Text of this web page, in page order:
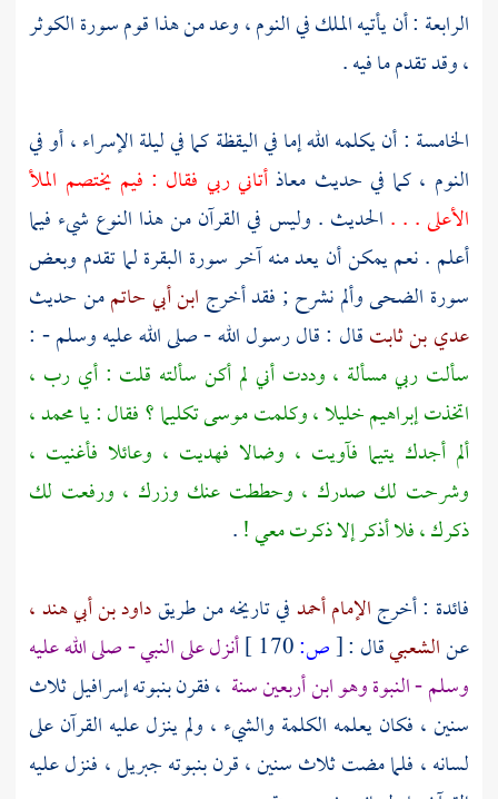
الرابعة : أن يأتيه الملك في النوم ، وعد من هذا قوم سورة الكوثر
، وقد تقدم ما فيه .
الخامسة : أن يكلمه الله إما في اليقظة كما في ليلة الإسراء ، أو في
النوم ، كما في حديث معاذأتاني ربي فقال : فيم يختصم الملأ
الأعلى . . . الحديث . وليس في القرآن من هذا النوع شيء فيما
أعلم . نعم يمكن أن يعد منه آخر سورة البقرة لما تقدم وبعض
سورة الضحى وألم نشرح ; فقد أخرج ابن أبي حاتممن حديث
عدي بن ثابتقال : قال رسول الله - صلى الله عليه وسلم - :
سألت ربي مسألة ، وددت أني لم أكن سألته قلت : أي رب ،
اتخذتإبراهيمخليلا ، وكلمتموسىتكليما ؟ فقال : يامحمد،
ألم أجدك يتيما فآويت ، وضالا فهديت ، وعائلا فأغنيت ،
وشرحت لك صدرك ، وحططت عنك وزرك ، ورفعت لك
ذكرك ، فلا أذكر إلا ذكرت معي !.
فائدة : أخرجالإمام أحمدفي تاريخه من طريقداود بن أبي هند ،
عنالشعبيقال :[ص:
أنزل على النبي - صلى الله عليه
وسلم - النبوة وهو ابن أربعين سنة ، فقرن بنبوتهإسرافيلثلاث
سنين ، فكان يعلمه الكلمة والشيء ، ولم ينزل عليه القرآن على
لسانه ، فلما مضت ثلاث سنين ، قرن بنبوتهجبريل، فنزل عليه